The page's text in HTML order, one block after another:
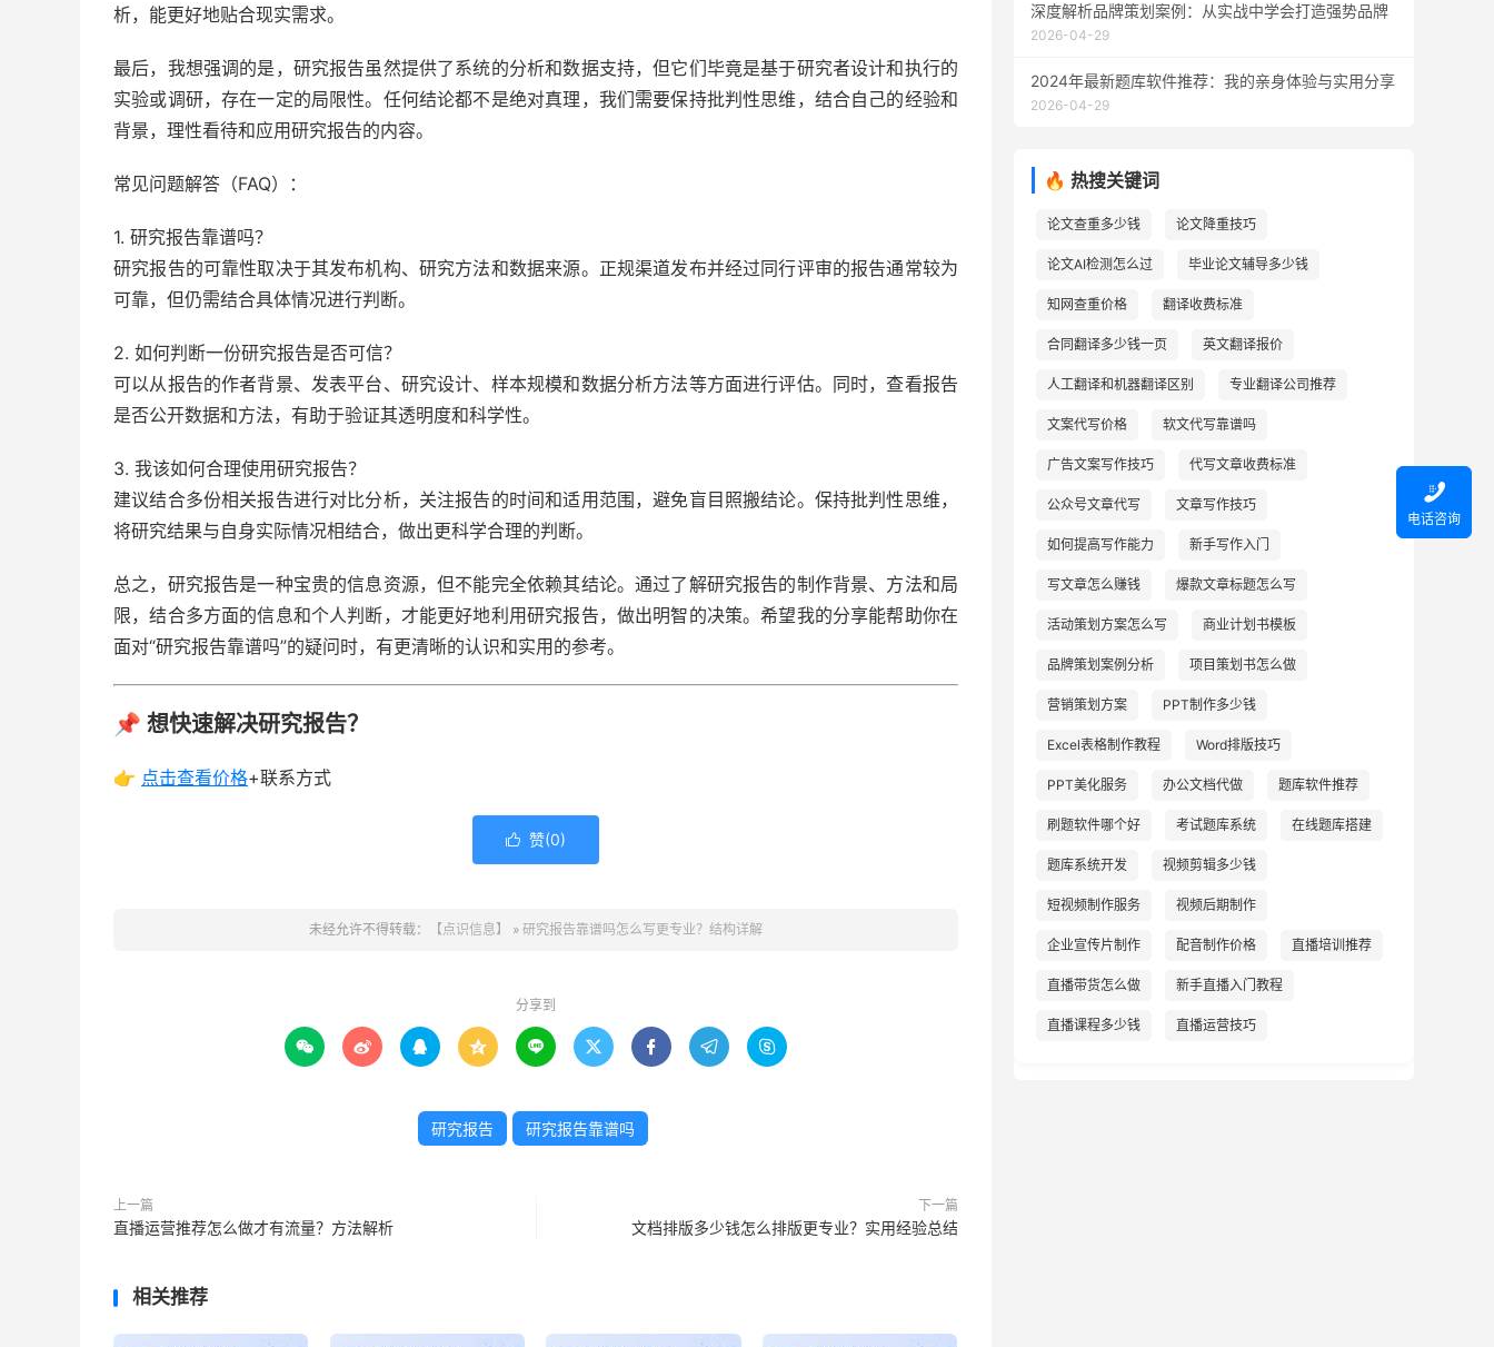
析，能更好地贴合现实需求。
最后，我想强调的是，研究报告虽然提供了系统的分析和数据支持，但它们毕竟是基于研究者设计和执行的
实验或调研，存在一定的局限性。任何结论都不是绝对真理，我们需要保持批判性思维，结合自己的经验和
背景，理性看待和应用研究报告的内容。
常见问题解答（FAQ）：
1. 研究报告靠谱吗？
研究报告的可靠性取决于其发布机构、研究方法和数据来源。正规渠道发布并经过同行评审的报告通常较为
可靠，但仍需结合具体情况进行判断。
2. 如何判断一份研究报告是否可信？
可以从报告的作者背景、发表平台、研究设计、样本规模和数据分析方法等方面进行评估。同时，查看报告
是否公开数据和方法，有助于验证其透明度和科学性。
3. 我该如何合理使用研究报告？
建议结合多份相关报告进行对比分析，关注报告的时间和适用范围，避免盲目照搬结论。保持批判性思维，
将研究结果与自身实际情况相结合，做出更科学合理的判断。
总之，研究报告是一种宝贵的信息资源，但不能完全依赖其结论。通过了解研究报告的制作背景、方法和局
限，结合多方面的信息和个人判断，才能更好地利用研究报告，做出明智的决策。希望我的分享能帮助你在
面对“研究报告靠谱吗”的疑问时，有更清晰的认识和实用的参考。
📌 想快速解决研究报告？
👉 点击查看价格+联系方式
 赞(0)
未经允许不得转载： 【点识信息】 » 研究报告靠谱吗怎么写更专业？结构详解
分享到
        
研究报告 研究报告靠谱吗
上一篇
直播运营推荐怎么做才有流量？方法解析
下一篇
文档排版多少钱怎么排版更专业？实用经验总结
相关推荐
深度解析品牌策划案例：从实战中学会打造强势品牌
2026-04-29
2024年最新题库软件推荐：我的亲身体验与实用分享
2026-04-29
🔥 热搜关键词
论文查重多少钱 论文降重技巧
论文AI检测怎么过 毕业论文辅导多少钱
知网查重价格 翻译收费标准
合同翻译多少钱一页 英文翻译报价
人工翻译和机器翻译区别 专业翻译公司推荐
文案代写价格 软文代写靠谱吗
广告文案写作技巧 代写文章收费标准
公众号文章代写 文章写作技巧
如何提高写作能力 新手写作入门
写文章怎么赚钱 爆款文章标题怎么写
活动策划方案怎么写 商业计划书模板
品牌策划案例分析 项目策划书怎么做
营销策划方案 PPT制作多少钱
Excel表格制作教程 Word排版技巧
PPT美化服务 办公文档代做 题库软件推荐
刷题软件哪个好 考试题库系统 在线题库搭建
题库系统开发 视频剪辑多少钱
短视频制作服务 视频后期制作
企业宣传片制作 配音制作价格 直播培训推荐
直播带货怎么做 新手直播入门教程
直播课程多少钱 直播运营技巧

电话咨询